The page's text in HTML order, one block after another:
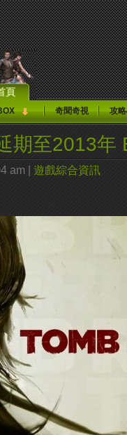
頁
奇聞奇視 攻
期至2013年
am | 遊戲綜合資訊